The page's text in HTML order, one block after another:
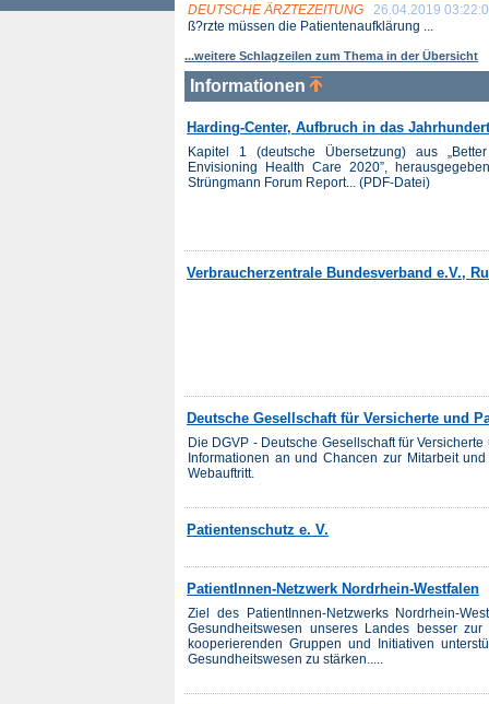
DEUTSCHE ÄRZTEZEITUNG
26.04.2019
ß?rzte müssen die Patientenaufklärung ...
...weitere Schlagzeilen zum Thema in der Übersicht
Informationen
Harding-Center, Aufbruch in das
Kapitel 1 (deutsche Übersetzung) aus
Envisioning Health Care 2020”,
Strüngmann Forum Report... (PDF-Datei)
Verbraucherzentrale Bundesverband e.V.,
Deutsche Gesellschaft für Versicherte und
Die DGVP - Deutsche Gesellschaft für
Informationen an und Chancen zur Mitarbeit
Webauftritt.
Patientenschutz e. V.
PatientInnen-Netzwerk Nordrhein-Westfalen
Ziel des PatientInnen-Netzwerks Nordrhein-
Gesundheitswesen unseres Landes besser
kooperierenden Gruppen und Initiativen
Gesundheitswesen zu stärken.....